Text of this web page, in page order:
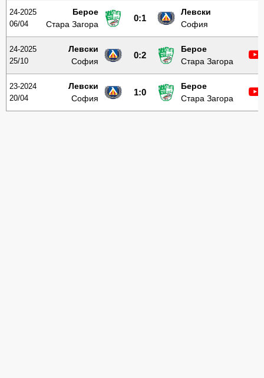
24-2025
06/04
Берое
Стара Загора
0:1
Левски
София
24-2025
25/10
Левски
София
0:2
Берое
Стара Загора
23-2024
20/04
Левски
София
1:0
Берое
Стара Загора